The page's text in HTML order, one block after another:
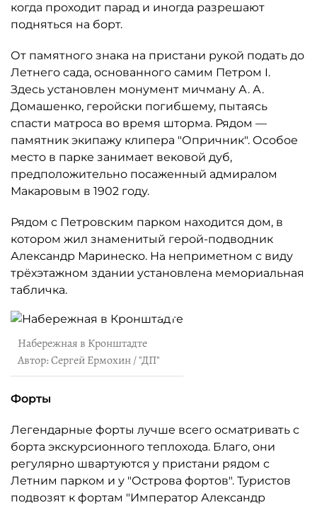
когда проходит парад и иногда разрешают
подняться на борт.
От памятного знака на пристани рукой подать до
Летнего сада, основанного самим Петром I.
Здесь установлен монумент мичману А. А.
Домашенко, геройски погибшему, пытаясь
спасти матроса во время шторма. Рядом —
памятник экипажу клипера "Опричник". Особое
место в парке занимает вековой дуб,
предположительно посаженный адмиралом
Макаровым в 1902 году.
Рядом с Петровским парком находится дом, в
котором жил знаменитый герой-подводник
Александр Маринеско. На неприметном с виду
трёхэтажном здании установлена мемориальная
табличка.
Набережная в Кронштадте
Автор: Сергей Ермохин / "ДП"
Форты
Легендарные форты лучше всего осматривать с
борта экскурсионного теплохода. Благо, они
регулярно швартуются у пристани рядом с
Летним парком и у "Острова фортов". Туристов
подвозят к фортам "Император Александр